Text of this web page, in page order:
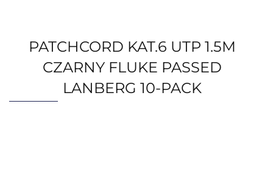
PATCHCORD KAT.6 UTP 1.5M
CZARNY FLUKE PASSED
LANBERG 10-PACK